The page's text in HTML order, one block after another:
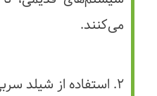
می‌کنند.
۲. استفاده از شیلد سربی و محافظ تیروئید